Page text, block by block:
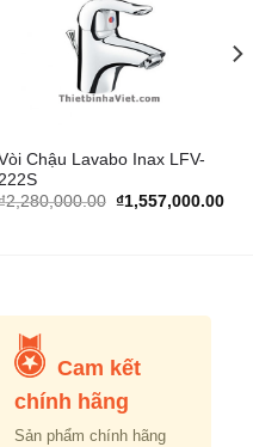
Chậu Lavabo Inax LFV-
222S
2,280,000.00 Original
₫1,557,000.00
Cam kết
chính hãng
Sản phẩm chính hãng